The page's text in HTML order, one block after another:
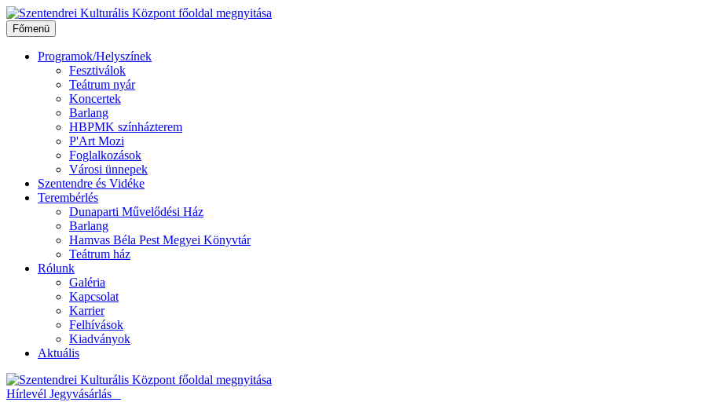
Ugrás
a
tartalomhoz
Főmenü
Programok/Helyszínek
Fesztiválok
Teátrum nyár
Koncertek
Barlang
HBPMK színházterem
P'Art Mozi
Foglalkozások
Városi ünnepek
Szentendre és Vidéke
Terembérlés
Dunaparti Művelődési Ház
Barlang
Hamvas Béla Pest Megyei Könyvtár
Teátrum ház
Rólunk
Galéria
Kapcsolat
Karrier
Felhívások
Kiadványok
Aktuális
Hírlevél Jegyvásárlás